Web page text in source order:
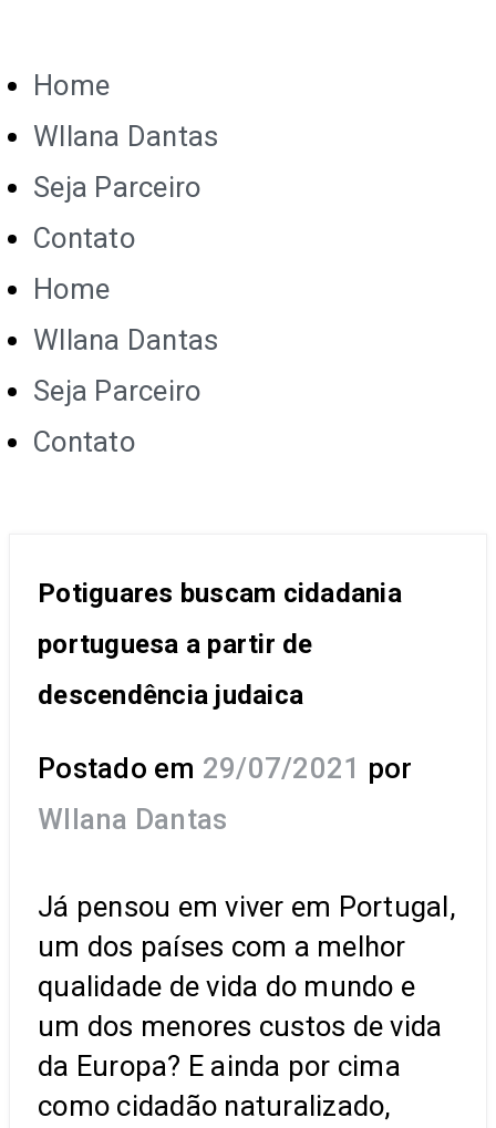
Home
Wllana Dantas
Seja Parceiro
Contato
Home
Wllana Dantas
Seja Parceiro
Contato
Potiguares buscam cidadania
portuguesa a partir de
descendência judaica
Postado em 29/07/2021 por
Wllana Dantas
Já pensou em viver em Portugal,
um dos países com a melhor
qualidade de vida do mundo e
um dos menores custos de vida
da Europa? E ainda por cima
como cidadão naturalizado,